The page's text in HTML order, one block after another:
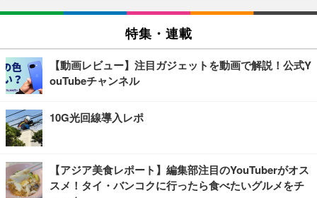
特集・連載
【動画レビュー】注目ガジェットを動画で解説！公式Y
ouTubeチャンネル
10G光回線導入レポ
【アジア美食レポート】編集部注目のYouTuberがオス
スメ！タイ・バンコクに行ったら食べたいグルメをチ